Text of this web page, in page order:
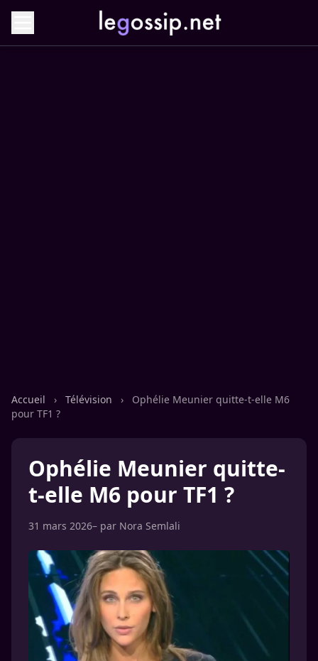
Accueil › Télévision ›
Ophélie Meunier quitte-t-elle M6
pour TF1 ?
Ophélie Meunier quitte-
t-elle M6 pour TF1 ?
31 mars 2026– par Nora Semlali